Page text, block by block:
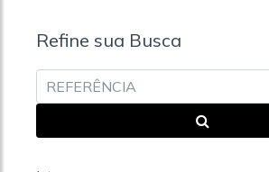
Refine sua Busca